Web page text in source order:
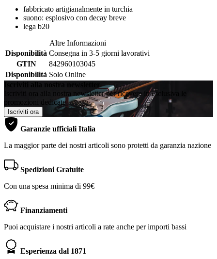
fabbricato artigianalmente in turchia
suono: esplosivo con decay breve
lega b20
Altre Informazioni
Disponibilità Consegna in 3-5 giorni lavorativi
GTIN
842960103045
Disponibilità Solo Online
Iscriviti alla nostra newsletter
Iscriviti ora alla nostra newsletter per ricevere in esclusiva le
promozioni dedicate
Iscriviti ora
Garanzie ufficiali Italia
La maggior parte dei nostri articoli sono protetti da garanzia nazione
Spedizioni Gratuite
Con una spesa minima di 99€
Finanziamenti
Puoi acquistare i nostri articoli a rate anche per importi bassi
Esperienza dal 1871